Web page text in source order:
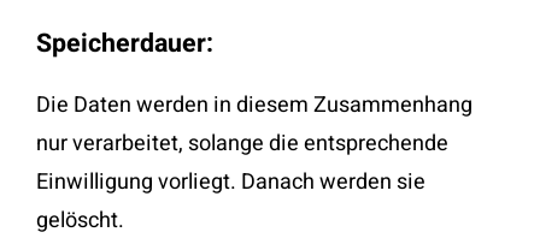
Speicherdauer:
Die Daten werden in diesem Zusammenhang
nur verarbeitet, solange die entsprechende
Einwilligung vorliegt. Danach werden sie
gelöscht.